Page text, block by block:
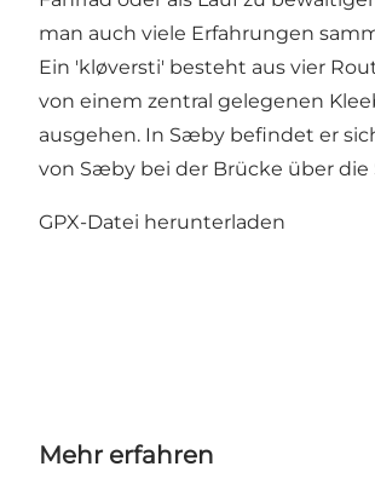
man auch viele Erfahrungen
Ein 'kløversti' besteht aus vier
von einem zentral gelegenen
ausgehen. In Sæby befindet er
von Sæby bei der Brücke über die
GPX-Datei herunterladen
Mehr erfahren